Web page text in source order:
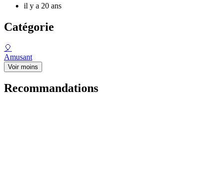
il y a 20 ans
Catégorie
🎈
Amusant
Voir moins
Recommandations